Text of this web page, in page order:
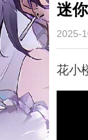
迷
2025-
花小